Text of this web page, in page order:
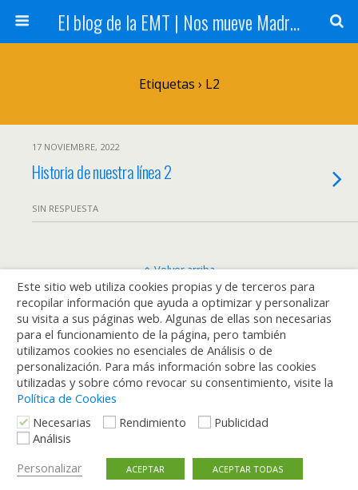
El blog de la EMT | Nos mueve Madrid
Etiquetas › L2
17 NOVIEMBRE, 2022
Historia de nuestra línea 2
SIN RESPUESTA
Volver arriba
Móvil Escritorio
Este sitio web utiliza cookies propias y de terceros para
recopilar información que ayuda a optimizar y personalizar
su visita a sus páginas web. Algunas de ellas son necesarias
para el funcionamiento de la página, pero también
utilizamos cookies no esenciales de Análisis o de
personalización. Para más información sobre las cookies
utilizadas y sobre cómo revocar su consentimiento, visite la
Política de Cookies
Necesarias
Rendimiento
Publicidad
Análisis
Personalizar
ACEPTAR ACEPTAR TODAS